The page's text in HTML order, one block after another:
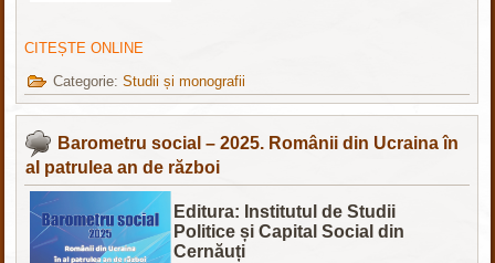
CITEȘTE ONLINE
Categorie:Studii și monografii
Barometru social – 2025. Românii din Ucraina în
al patrulea an de război
Editura: Institutul de Studii
Politice și Capital Social din
Cernăuți